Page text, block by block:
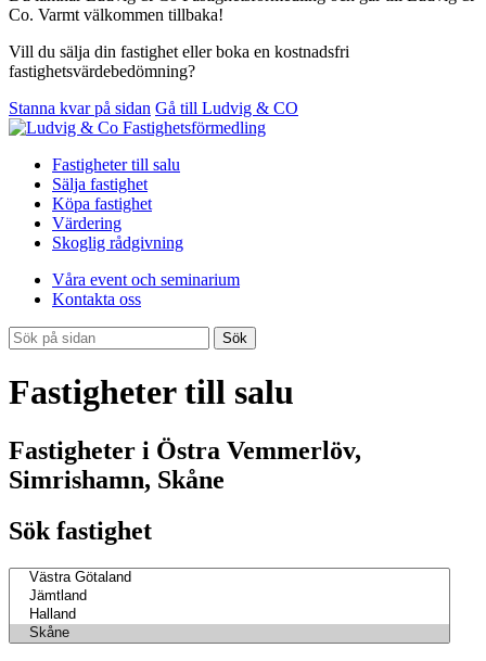
Co. Varmt välkommen tillbaka!
Vill du sälja din fastighet eller boka en kostnadsfri
fastighetsvärdebedömning?
Stanna kvar på sidan Gå till Ludvig & CO
Fastigheter till salu
Sälja fastighet
Köpa fastighet
Värdering
Skoglig rådgivning
Våra event och seminarium
Kontakta oss
Sök
Fastigheter till salu
Fastigheter i Östra Vemmerlöv,
Simrishamn, Skåne
Sök fastighet